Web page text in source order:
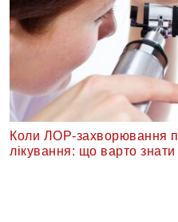
Коли ЛОР-захворювання
лікування: що варто знати